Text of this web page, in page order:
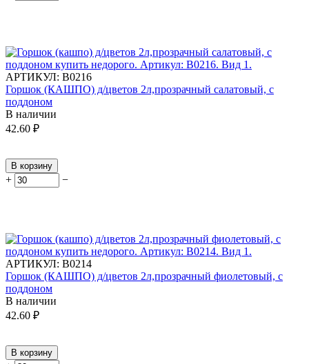
АРТИКУЛ: В0216
Горшок (КАШПО) д/цветов 2л,прозрачный салатовый, с
поддоном
В наличии
42.60 ₽
В корзину
+ −
АРТИКУЛ: В0214
Горшок (КАШПО) д/цветов 2л,прозрачный фиолетовый, с
поддоном
В наличии
42.60 ₽
В корзину